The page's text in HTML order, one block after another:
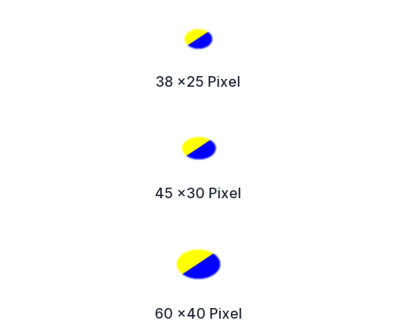
38 x25 Pixel
45 x30 Pixel
60 x40 Pixel